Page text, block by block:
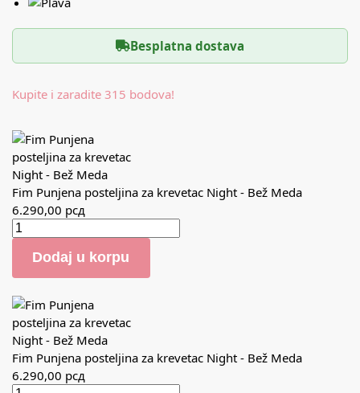
Besplatna dostava
Kupite i zaradite 315 bodova!
Fim Punjena posteljina za krevetac Night - Bež Meda
6.290,00 рсд
Dodaj u korpu
Fim Punjena posteljina za krevetac Night - Bež Meda
6.290,00 рсд